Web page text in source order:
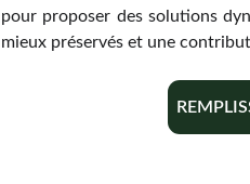
pour proposer des solutions
mieux préservés et une